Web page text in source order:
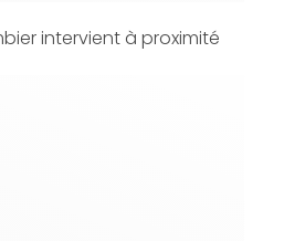
intervient à proximité